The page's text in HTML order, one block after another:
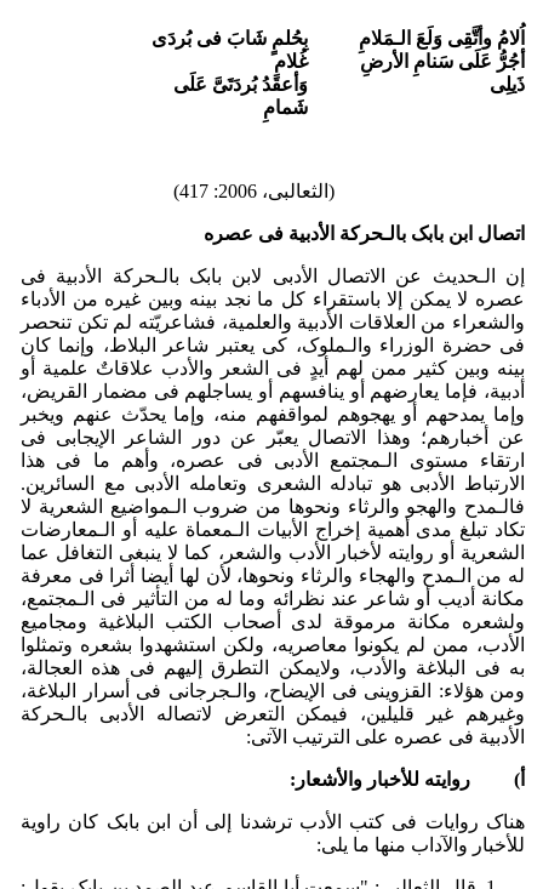
اُلامُ وأتَّقِی وَلَعَ الـمَلامِ
أجُرُّ عَلَى سَنامِ الأرضِ
ذَیلِی
بِحُلمٍ شَابَ فی بُردَی
غُلامِ
وَأعقَدُ بُردَتَیَّ عَلَى
شَمامِ
(الثعالبی، 2006: 417)
اتصال ابن بابک بالـحرکة الأدبیة فی عصره
إن الـحدیث عن الاتصال الأدبی لابن بابک بالـحرکة الأدبیة فی
عصره لا یمکن إلا باستقراء کل ما نجد بینه وبین غیره من الأدباء
والشعراء من العلاقات الأدبیة والعلمیة، فشاعریّته لم تکن تنحصر
فی حضرة الوزراء والـملوک، کی یعتبر شاعر البلاط، وإنما کان
بینه وبین کثیر ممن لهم أیدٍ فی الشعر والأدب علاقاتٌ علمیة أو
أدبیة، فإما یعارضهم أو ینافسهم أو یساجلهم فی مضمار القریض،
وإما یمدحهم أو یهجوهم لمواقفهم منه، وإما یحدّث عنهم ویخبر
عن أخبارهم؛ وهذا الاتصال یعبّر عن دور الشاعر الإیجابی فی
ارتقاء مستوى الـمجتمع الأدبی فی عصره، وأهم ما فی هذا
الارتباط الأدبی هو تبادله الشعری وتعامله الأدبی مع السائرین.
فالـمدح والهجو والرثاء ونحوها من ضروب الـمواضیع الشعریة لا
تکاد تبلغ مدى أهمیة إخراج الأبیات الـمعماة علیه أو الـمعارضات
الشعریة أو روایته لأخبار الأدب والشعر، کما لا ینبغی التغافل عما
له من الـمدح والهجاء والرثاء ونحوها، لأن لها أیضا أثرا فی معرفة
مکانة أدیب أو شاعر عند نظرائه وما له من التأثیر فی الـمجتمع،
ولشعره مکانة مرموقة لدى أصحاب الکتب البلاغیة ومجامیع
الأدب، ممن لم یکونوا معاصریه، ولکن استشهدوا بشعره وتمثلوا
به فی البلاغة والأدب، ولایمکن التطرق إلیهم فی هذه العجالة،
ومن هؤلاء: القزوینی فی الإیضاح، والـجرجانی فی أسرار البلاغة،
وغیرهم غیر قلیلین، فیمکن التعرض لاتصاله الأدبی بالـحرکة
الأدبیة فی عصره على الترتیب الآتی:
‌أ) روایته للأخبار والأشعار:
هناک روایات فی کتب الأدب ترشدنا إلى أن ابن بابک کان راویة
للأخبار والآداب منها ما یلی: